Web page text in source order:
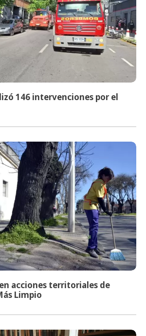
146 intervenciones por el
acciones territoriales de
Limpio